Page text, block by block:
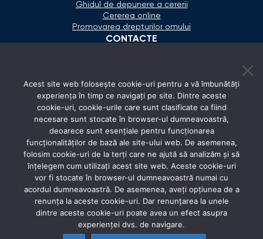
Ghidul de depunere a cererii
Cererea online
Promovarea drepturilor omului
CONTACTE
secretariat@ombudsman.md
Strada Calea Ieşilor 11/3, Chişinău
Luni - Vineri: 08:00 - 17:00
REȚELE SOCIALE
Acest site web folosește cookie-uri pentru a vă îmbunătăți
experiența în timp ce navigați pe site. Dintre aceste
cookie-uri, cookie-urile care sunt clasificate ca fiind
necesare sunt stocate în browser-ul dumneavoastră,
deoarece sunt esențiale pentru funcționarea
funcționalităților de bază ale site-ului web. De asemenea,
folosim cookie-uri de la terți care ne ajută să analizăm și să
înțelegem cum utilizați acest site web. Aceste cookie-uri
vor fi stocate în browser-ul dumneavoastră numai cu
acordul dumneavoastră. De asemenea, aveți opțiunea de a
renunța la aceste cookie-uri. Dar renunțarea la unele
dintre aceste cookie-uri poate avea un efect asupra
experienței dvs. de navigare.